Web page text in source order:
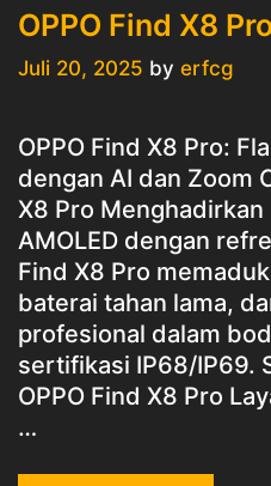
OPPO Find X8 Pro
Juli 20, 2025 by erfcg
OPPO Find X8 Pro:
dengan AI dan Zoom
X8 Pro Menghadirkan
AMOLED dengan
Find X8 Pro
baterai tahan lama,
profesional dalam
sertifikasi IP68/IP69.
OPPO Find X8 Pro
…